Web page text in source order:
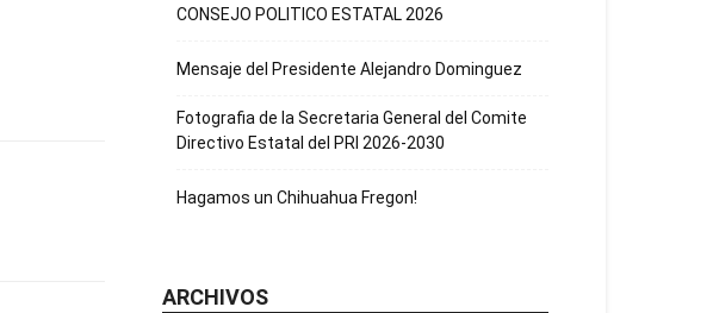
CONSEJO POLITICO ESTATAL 2026
Mensaje del Presidente Alejandro Dominguez
Fotografia de la Secretaria General del Comite
Directivo Estatal del PRI 2026-2030
Hagamos un Chihuahua Fregon!
ARCHIVOS